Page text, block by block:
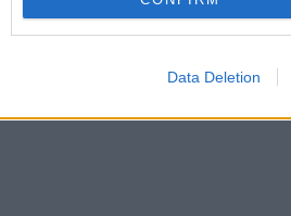
Data Deletion